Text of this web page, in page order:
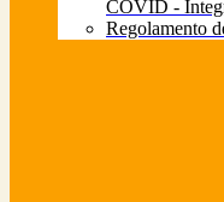
COVID -
Regolamento